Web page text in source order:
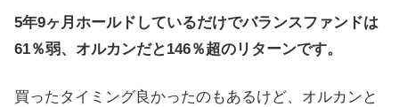
5年9ヶ月ホールドしているだけでバランスファンドは
61％弱、オルカンだと146％超のリターンです。
買ったタイミング良かったのもあるけど、オルカンと